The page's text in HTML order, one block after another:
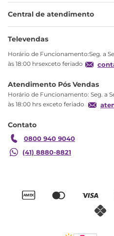
Minha Conta
Meus pedidos
Troca
Garantia
Central de atendimento
Ajuda
Televendas
Horário de Funcionamento:Seg. a
às 18:00 hrsexceto feriado
Atendimento Pós Vendas
Horário de Funcionamento: Seg. a
às 18:00 hrs exceto feriado
Contato
0800 940 9040
(41) 8880-8821